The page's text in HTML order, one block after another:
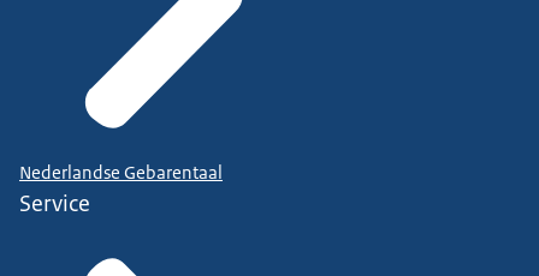
Nederlandse Gebarentaal
Service